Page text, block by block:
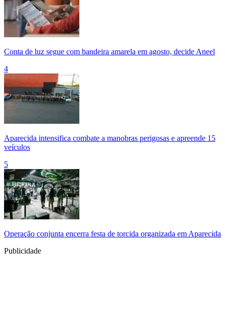
Conta de luz segue com bandeira amarela em agosto, decide Aneel
4
Aparecida intensifica combate a manobras perigosas e apreende 15
veículos
5
Operação conjunta encerra festa de torcida organizada em Aparecida
Publicidade